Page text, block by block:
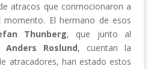
atracos que conmocionaron a
momento. El hermano de esos
Thunberg, que junto al
Anders Roslund, cuentan la
atracadores, han estado estos